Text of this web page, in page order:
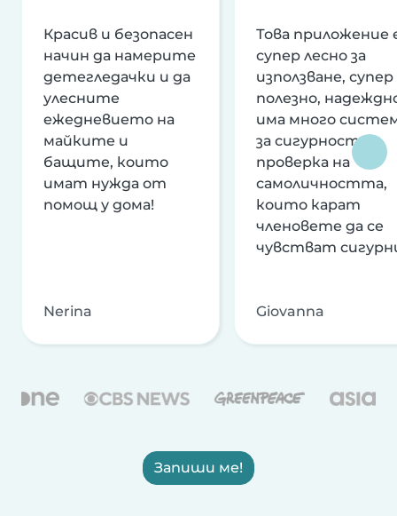
Красив и безопасен
начин да намерите
детегледачки и да
улесните
ежедневието на
майките и
бащите, които
имат нужда от
помощ у дома!
Nerina
Това приложение
супер лесно за
използване, супер
полезно,
има много
за сигурност и
проверка на
самоличността,
които карат
членовете да се
чувстват
Giovanna
Запиши ме!